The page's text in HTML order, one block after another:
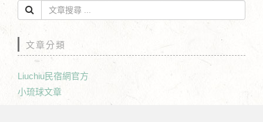
文章分類
Liuchiu民宿網官方
小琉球文章